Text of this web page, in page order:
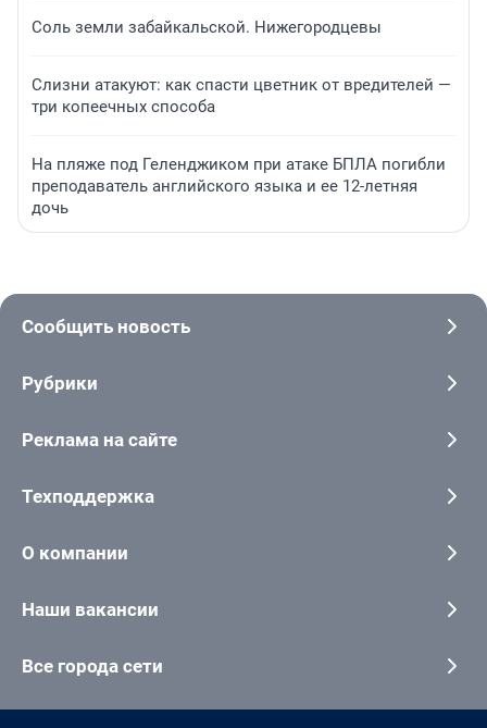
Соль земли забайкальской. Нижегородцевы
Слизни атакуют: как спасти цветник от вредителей —
три копеечных способа
На пляже под Геленджиком при атаке БПЛА погибли
преподаватель английского языка и ее 12-летняя
дочь
Сообщить новость
Рубрики
Реклама на сайте
Техподдержка
О компании
Наши вакансии
Все города сети